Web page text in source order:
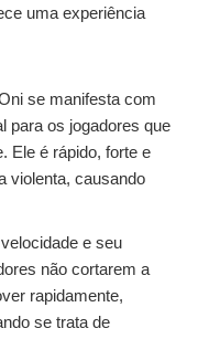
uma experiência
se manifesta com
para os jogadores que
Ele é rápido, forte e
violenta, causando
e seu
não cortarem a
rapidamente,
se trata de